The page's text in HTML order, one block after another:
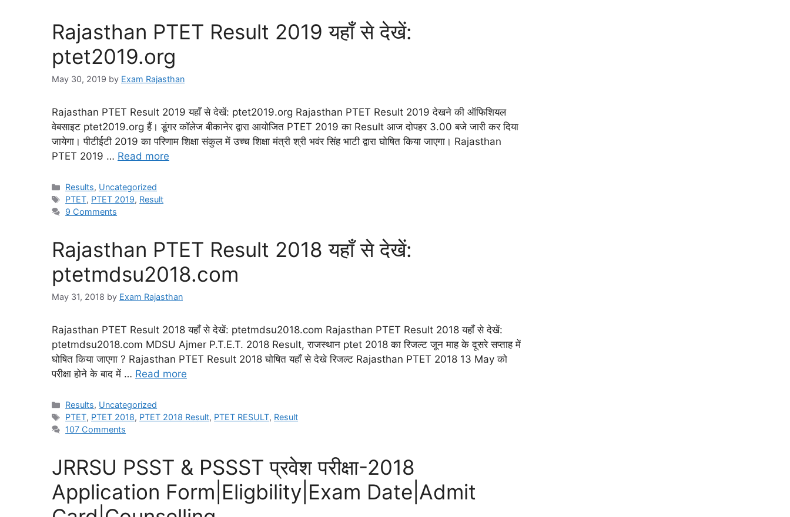
Rajasthan PTET Result 2019 यहाँ से देखें:
ptet2019.org
May 30, 2019 by Exam Rajasthan
Rajasthan PTET Result 2019 यहाँ से देखें: ptet2019.org Rajasthan PTET Result 2019 देखने की ऑफिशियल
वेबसाइट ptet2019.org हैं। डूंगर कॉलेज बीकानेर द्वारा आयोजित PTET 2019 का Result आज दोपहर 3.00 बजे जारी कर दिया
जायेगा। पीटीईटी 2019 का परिणाम शिक्षा संकुल में उच्च शिक्षा मंत्री श्री भवंर सिंह भाटी द्वारा घोषित किया जाएगा। Rajasthan
PTET 2019 … Read more
Results, Uncategorized
PTET, PTET 2019, Result
9 Comments
Rajasthan PTET Result 2018 यहाँ से देखें:
ptetmdsu2018.com
May 31, 2018 by Exam Rajasthan
Rajasthan PTET Result 2018 यहाँ से देखें: ptetmdsu2018.com Rajasthan PTET Result 2018 यहाँ से देखें:
ptetmdsu2018.com MDSU Ajmer P.T.E.T. 2018 Result, राजस्थान ptet 2018 का रिजल्ट जून माह के दूसरे सप्ताह में
घोषित किया जाएगा ? Rajasthan PTET Result 2018 घोषित यहाँ से देखे रिजल्ट Rajasthan PTET 2018 13 May को
परीक्षा होने के बाद में … Read more
Results, Uncategorized
PTET, PTET 2018, PTET 2018 Result, PTET RESULT, Result
107 Comments
JRRSU PSST & PSSST प्रवेश परीक्षा-2018
Application Form|Eligbility|Exam Date|Admit